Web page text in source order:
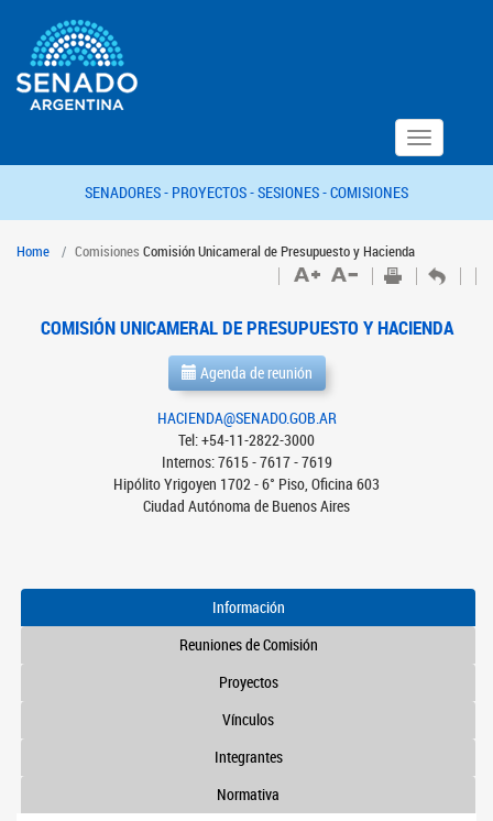
Toggle
navigation
SENADORES - PROYECTOS -SESIONES -COMISIONES
Home Comisiones Comisión Unicameral de Presupuesto y Hacienda
COMISIÓN UNICAMERAL DE PRESUPUESTO Y HACIENDA
Agenda de reunión
HACIENDA@SENADO.GOB.AR
Tel: +54-11-2822-3000
Internos: 7615 - 7617 - 7619
Hipólito Yrigoyen 1702 - 6° Piso, Oficina 603
Ciudad Autónoma de Buenos Aires
Información
Reuniones de Comisión
Proyectos
Vínculos
Integrantes
Normativa